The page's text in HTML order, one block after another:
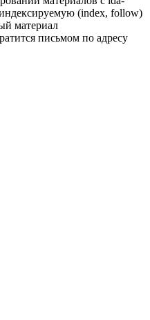
(index, follow)
материал
письмом по адресу